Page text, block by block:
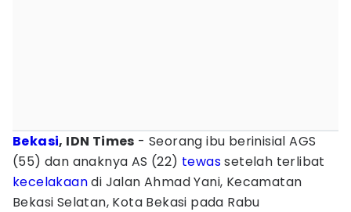
Bekasi, IDN Times - Seorang ibu berinisial AGS
(55) dan anaknya AS (22) tewassetelah terlibat
kecelakaandi Jalan Ahmad Yani, Kecamatan
Bekasi Selatan, Kota Bekasi pada Rabu